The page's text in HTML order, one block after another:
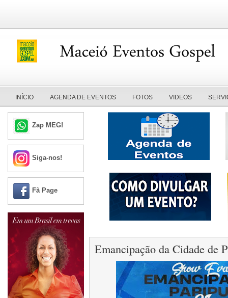
INÍCIO AGENDA DE EVENTOS FOTOS VIDEOS
Zap MEG!
Siga-nos!
Fã Page
Emancipação da Cidade de